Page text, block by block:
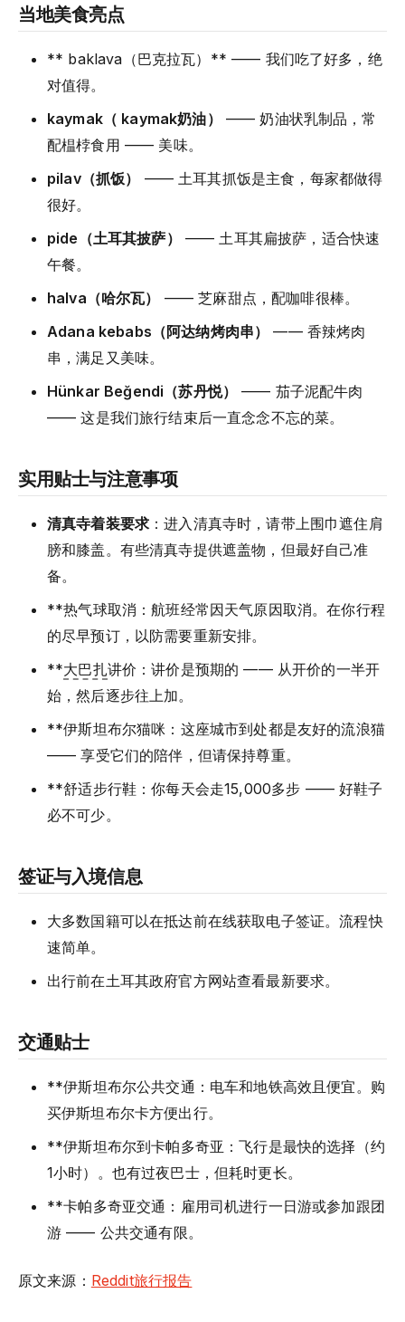
当地美食亮点
** baklava（巴克拉瓦）** —— 我们吃了好多，绝
对值得。
kaymak（ kaymak奶油）
—— 奶油状乳制品，常
配榅桲食用 —— 美味。
pilav（抓饭）
—— 土耳其抓饭是主食，每家都做得
很好。
pide（土耳其披萨）
—— 土耳其扁披萨，适合快速
午餐。
halva（哈尔瓦）
—— 芝麻甜点，配咖啡很棒。
Adana kebabs（阿达纳烤肉串）
—— 香辣烤肉
串，满足又美味。
Hünkar Beğendi（苏丹悦）
—— 茄子泥配牛肉
—— 这是我们旅行结束后一直念念不忘的菜。
实用贴士与注意事项
清真寺着装要求 ：进入清真寺时，请带上围巾遮住肩
膀和膝盖。有些清真寺提供遮盖物，但最好自己准
备。
**热气球取消：航班经常因天气原因取消。在你行程
的尽早预订，以防需要重新安排。
**大巴扎讲价：讲价是预期的 —— 从开价的一半开
始，然后逐步往上加。
**伊斯坦布尔猫咪：这座城市到处都是友好的流浪猫
—— 享受它们的陪伴，但请保持尊重。
**舒适步行鞋：你每天会走15,000多步 —— 好鞋子
必不可少。
签证与入境信息
大多数国籍可以在抵达前在线获取电子签证。流程快
速简单。
出行前在土耳其政府官方网站查看最新要求。
交通贴士
**伊斯坦布尔公共交通：电车和地铁高效且便宜。购
买伊斯坦布尔卡方便出行。
**伊斯坦布尔到卡帕多奇亚：飞行是最快的选择（约
1小时）。也有过夜巴士，但耗时更长。
**卡帕多奇亚交通：雇用司机进行一日游或参加跟团
游 —— 公共交通有限。
原文来源： Reddit旅行报告